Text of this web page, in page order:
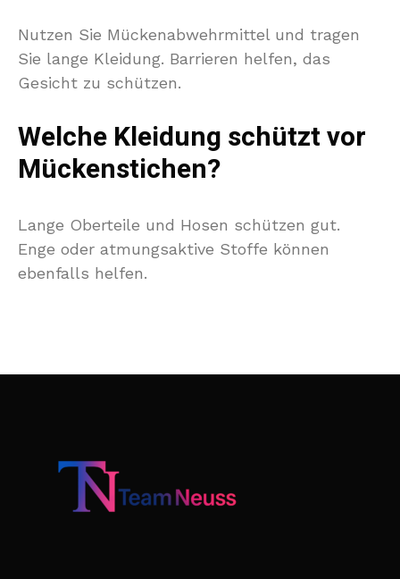
Nutzen Sie Mückenabwehrmittel und tragen
Sie lange Kleidung. Barrieren helfen, das
Gesicht zu schützen.
Welche Kleidung schützt vor
Mückenstichen?
Lange Oberteile und Hosen schützen gut.
Enge oder atmungsaktive Stoffe können
ebenfalls helfen.